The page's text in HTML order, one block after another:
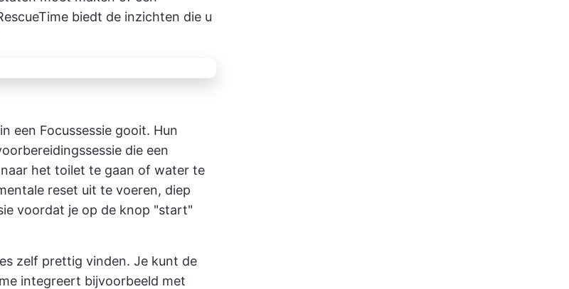
biedt de inzichten die u
een Focussessie gooit. Hun
die een
het toilet te gaan of water te
reset uit te voeren, diep
voordat je op de knop "start"
zelf prettig vinden. Je kunt de
integreert bijvoorbeeld met